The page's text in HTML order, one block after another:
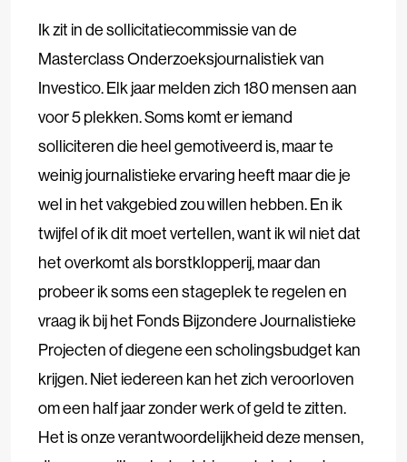
Ik zit in de sollicitatiecommissie van de
Masterclass Onderzoeksjournalistiek van
Investico. Elk jaar melden zich 180 mensen aan
voor 5 plekken. Soms komt er iemand
solliciteren die heel gemotiveerd is, maar te
weinig journalistieke ervaring heeft maar die je
wel in het vakgebied zou willen hebben. En ik
twijfel of ik dit moet vertellen, want ik wil niet dat
het overkomt als borstklopperij, maar dan
probeer ik soms een stageplek te regelen en
vraag ik bij het Fonds Bijzondere Journalistieke
Projecten of diegene een scholingsbudget kan
krijgen. Niet iedereen kan het zich veroorloven
om een half jaar zonder werk of geld te zitten.
Het is onze verantwoordelijkheid deze mensen,